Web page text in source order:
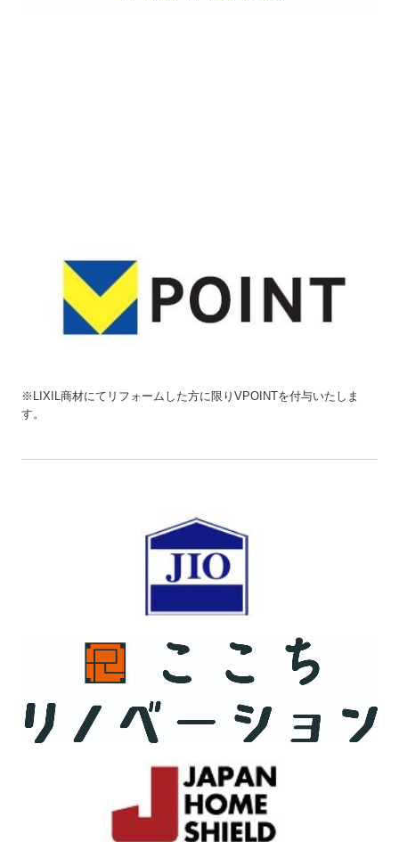
※LIXIL商材にてリフォームした方に限りVPOINTを付与いたしま
す。